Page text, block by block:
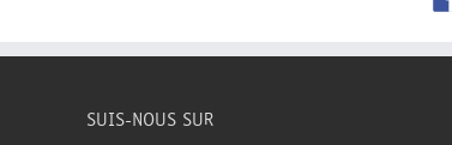
SUIS-NOUS SUR